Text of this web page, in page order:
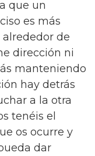
que un
es más
de
dirección ni
manteniendo
hay detrás
a la otra
tenéis el
os ocurre y
dar